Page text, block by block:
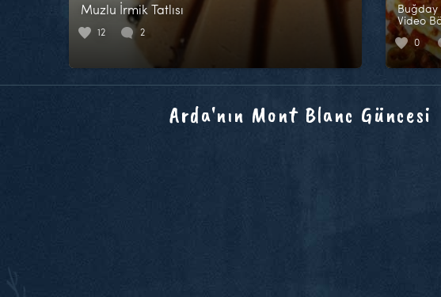
Muzlu İrmik Tatlısı
12 2
Buğday
Video
0
Arda'nın Mont Blanc Güncesi